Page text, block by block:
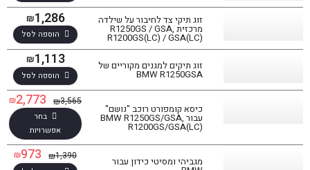
זוג תיקי צד לחיבור על שילדה
מרכזית R1250GS / GSA,
R1200GS(LC) / GSA(LC)
₪1,286
הוספה לסל
זוג תיקים למגנים מקוריים של
BMW R1250GSA
₪1,113
הוספה לסל
כיסא קומפורט רוכב "נושם"
עבור BMW R1250GS/GSA,
R1200GS/GSA(LC)
₪3,565
₪2,773
בחר
אפשרויות
מגביהי ומסיטי כידון עבור ₪1,390
₪973